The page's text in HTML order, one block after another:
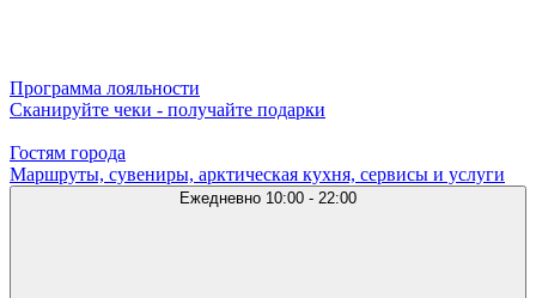
Программа лояльности
Сканируйте чеки - получайте подарки
Гостям города
Маршруты, сувениры, арктическая кухня, сервисы и услуги
Ежедневно 10:00 - 22:00